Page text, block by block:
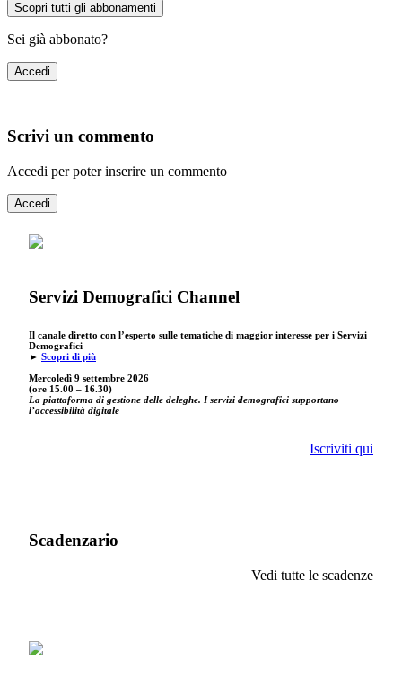
Scopri tutti gli abbonamenti
Sei già abbonato?
Accedi
Scrivi un commento
Accedi per poter inserire un commento
Accedi
Servizi Demografici Channel
Il canale diretto con l’esperto sulle tematiche di maggior interesse per i Servizi
Demografici
► Scopri di più
Mercoledì 9 settembre 2026
(ore 15.00 – 16.30)
La piattaforma di gestione delle deleghe. I servizi demografici supportano
l’accessibilità digitale
Iscriviti qui
Scadenzario
Vedi tutte le scadenze